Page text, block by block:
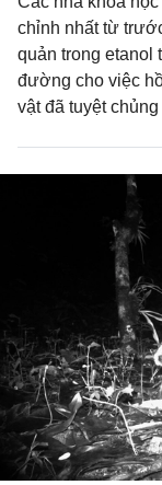
chỉnh nhất từ
quản trong etanol
đường cho việc
vật đã tuyệt chủng